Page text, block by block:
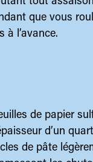
que vous
à l’avance.
de papier
d’un
de pâte